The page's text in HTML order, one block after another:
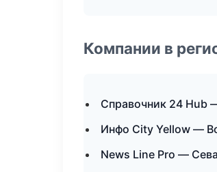
Компании в
Справочник 24 Hub
Инфо City Yellow —
News Line Pro —